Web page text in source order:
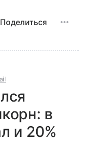
Поделиться
в
и 20%